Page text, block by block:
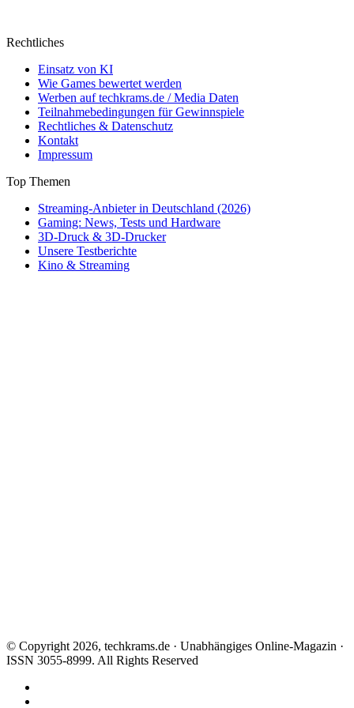
Rechtliches
Einsatz von KI
Wie Games bewertet werden
Werben auf techkrams.de / Media Daten
Teilnahmebedingungen für Gewinnspiele
Rechtliches & Datenschutz
Kontakt
Impressum
Top Themen
Streaming-Anbieter in Deutschland (2026)
Gaming: News, Tests und Hardware
3D-Druck & 3D-Drucker
Unsere Testberichte
Kino & Streaming
© Copyright 2026, techkrams.de · Unabhängiges Online-Magazin ·
ISSN 3055-8999. All Rights Reserved